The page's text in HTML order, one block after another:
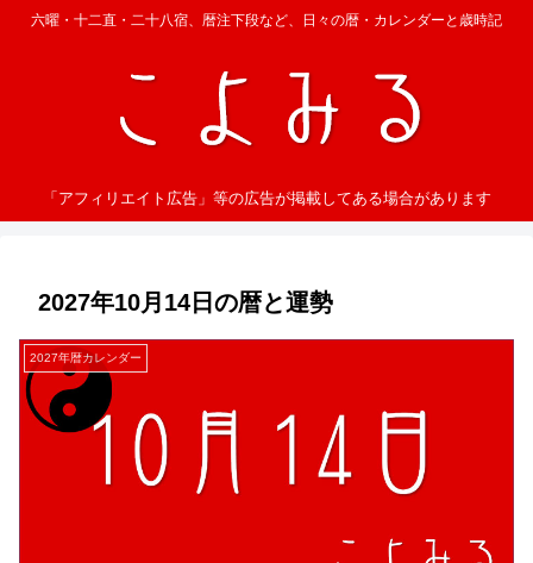
六曜・十二直・二十八宿、暦注下段など、日々の暦・カレンダーと歳時記
「アフィリエイト広告」等の広告が掲載してある場合があります
2027年10月14日の暦と運勢
2027年暦カレンダー